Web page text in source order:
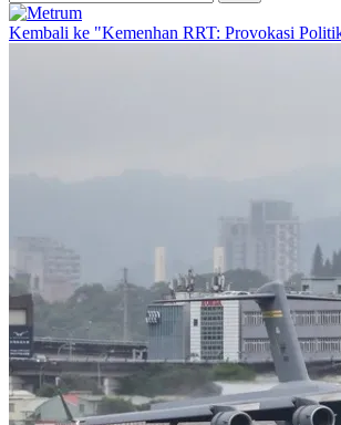
Kembali ke "Kemenhan RRT: Provokasi